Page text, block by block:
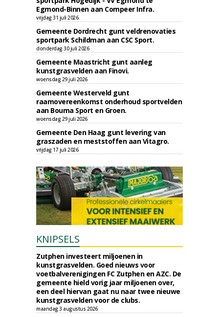
Egmond-Binnen aan Compeer Infra.
vrijdag 31 juli 2026
Gemeente Dordrecht gunt veldrenovaties
sportpark Schildman aan CSC Sport.
donderdag 30 juli 2026
Gemeente Maastricht gunt aanleg
kunstgrasvelden aan Finovi.
woensdag 29 juli 2026
Gemeente Westerveld gunt
raamovereenkomst onderhoud sportvelden
aan Bouma Sport en Groen.
woensdag 29 juli 2026
Gemeente Den Haag gunt levering van
graszaden en meststoffen aan Vitagro.
vrijdag 17 juli 2026
KNIPSELS
Zutphen investeert miljoenen in
kunstgrasvelden. Goed nieuws voor
voetbalverenigingen FC Zutphen en AZC. De
gemeente hield vorig jaar miljoenen over,
een deel hiervan gaat nu naar twee nieuwe
kunstgrasvelden voor de clubs.
maandag 3 augustus 2026